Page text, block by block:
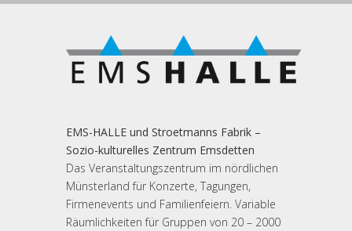
EMS-HALLE und Stroetmanns Fabrik –
Sozio-kulturelles Zentrum Emsdetten
Das Veranstaltungszentrum im nördlichen
Münsterland für Konzerte, Tagungen,
Firmenevents und Familienfeiern. Variable
Räumlichkeiten für Gruppen von 20 – 2000